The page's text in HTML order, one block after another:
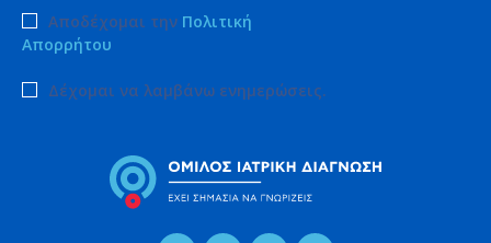
Αποδέχομαι την Πολιτική
Απορρήτου
Δέχομαι να λαμβάνω ενημερώσεις.